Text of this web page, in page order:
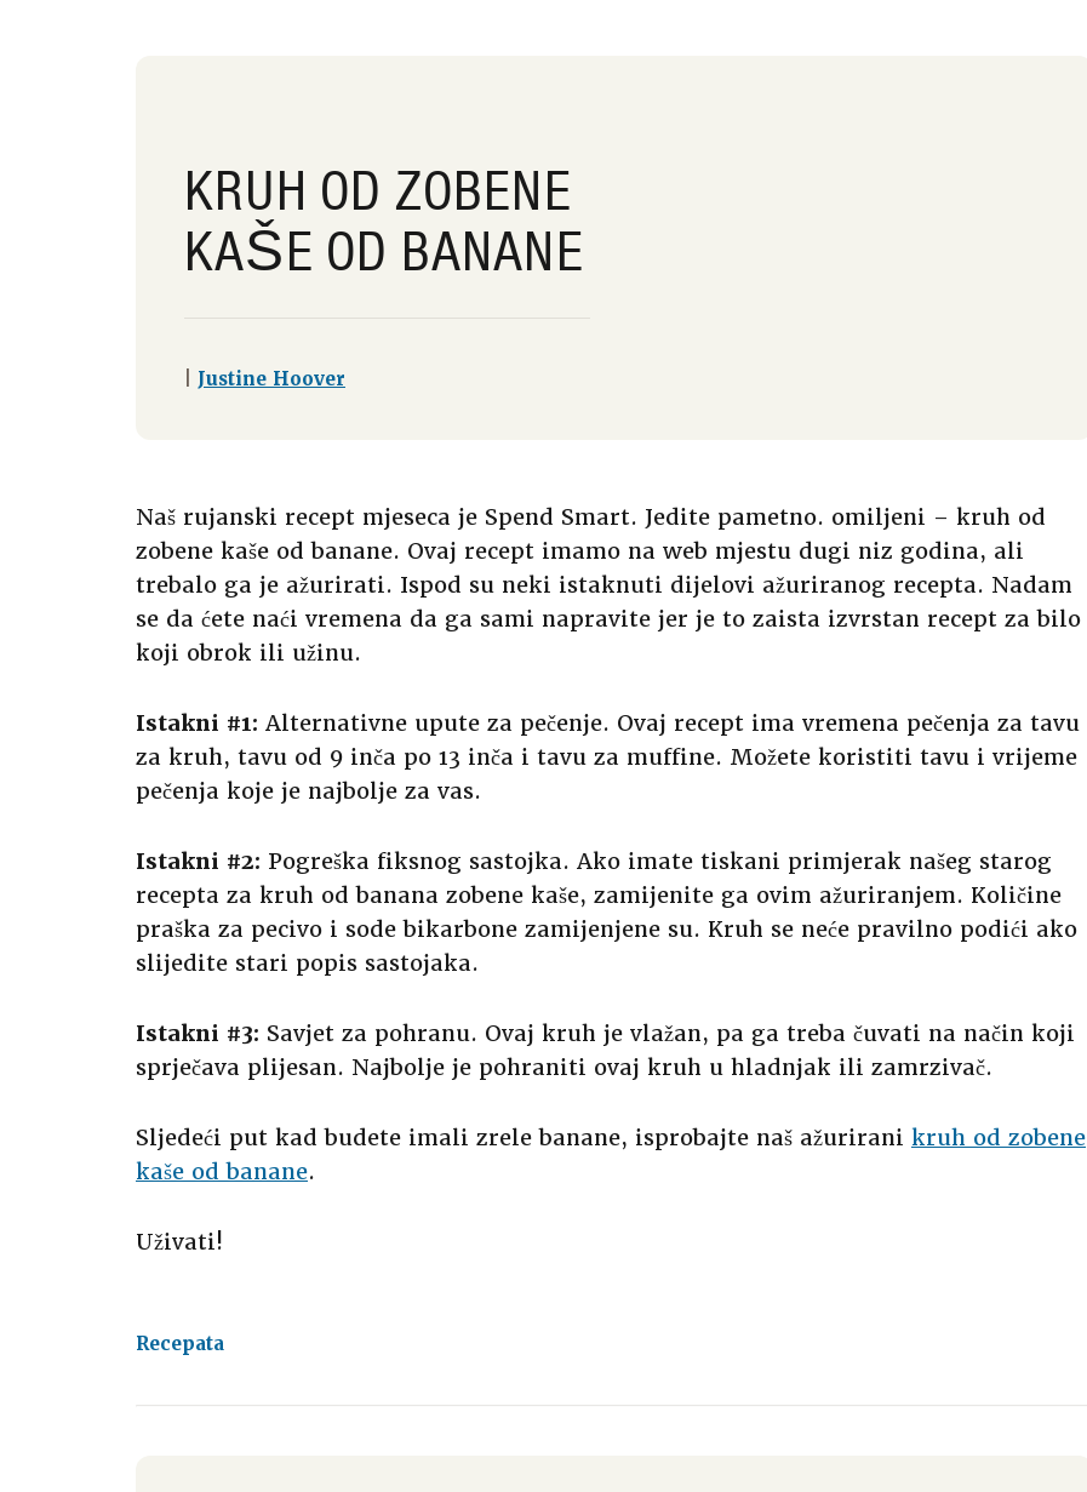
KRUH OD ZOBENE
KAŠE OD BANANE
Justine Hoover
Naš rujanski recept mjeseca je Spend Smart. Jedite pametno. omiljeni – kruh od
zobene kaše od banane. Ovaj recept imamo na web mjestu dugi niz godina, ali
trebalo ga je ažurirati. Ispod su neki istaknuti dijelovi ažuriranog recepta. Nadam
se da ćete naći vremena da ga sami napravite jer je to zaista izvrstan recept za bilo
koji obrok ili užinu.
Istakni #1: Alternativne upute za pečenje. Ovaj recept ima vremena pečenja za tavu
za kruh, tavu od 9 inča po 13 inča i tavu za muffine. Možete koristiti tavu i vrijeme
pečenja koje je najbolje za vas.
Istakni #2: Pogreška fiksnog sastojka. Ako imate tiskani primjerak našeg starog
recepta za kruh od banana zobene kaše, zamijenite ga ovim ažuriranjem. Količine
praška za pecivo i sode bikarbone zamijenjene su. Kruh se neće pravilno podići ako
slijedite stari popis sastojaka.
Istakni #3: Savjet za pohranu. Ovaj kruh je vlažan, pa ga treba čuvati na način koji
sprječava plijesan. Najbolje je pohraniti ovaj kruh u hladnjak ili zamrzivač.
Sljedeći put kad budete imali zrele banane, isprobajte naš ažurirani kruh od zobene
kaše od banane.
Uživati!
Recepata